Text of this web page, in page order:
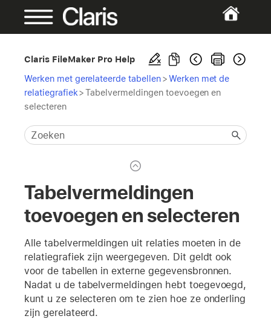
Claris FileMaker Pro Help
Werken met gerelateerde tabellen>Werken met de
relatiegrafiek> Tabelvermeldingen toevoegen en
selecteren
Tabelvermeldingen
toevoegen en selecteren
Alle tabelvermeldingen uit relaties moeten in de
relatiegrafiek zijn weergegeven. Dit geldt ook
voor de tabellen in externe gegevensbronnen.
Nadat u de tabelvermeldingen hebt toegevoegd,
kunt u ze selecteren om te zien hoe ze onderling
zijn gerelateerd.